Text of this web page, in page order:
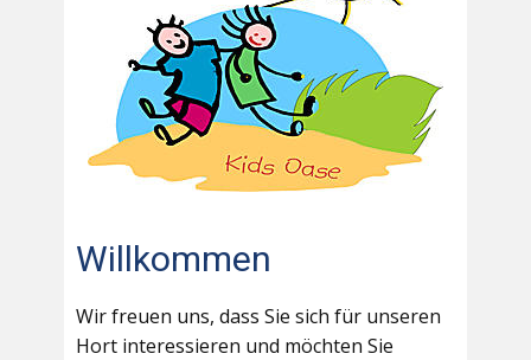
Willkommen
Wir freuen uns, dass Sie sich für unseren
Hort interessieren und möchten Sie